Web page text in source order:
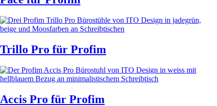
Trillo Pro für Profim
Accis Pro für Profim